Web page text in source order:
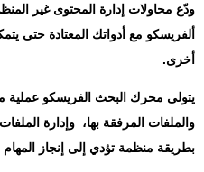
ودّع محاولات إدارة المحتوى غير
ألفريسكو مع أدواتك المعتادة حتى
أخرى.
يتولى محرك البحث الفريسكو عملية
والملفات المرفقة بها، وإدارة
بطريقة منظمة تؤدي إلى إنجاز